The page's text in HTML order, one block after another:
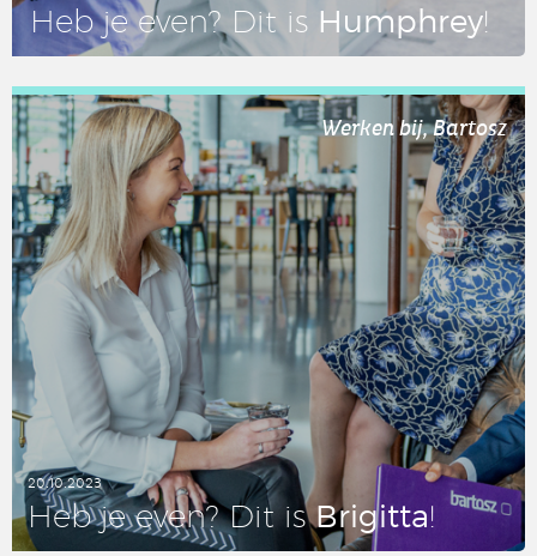
Heb je even? Dit is Humphrey!
LEES DIT ARTIKEL
Werken bij, Bartosz
20.10.2023
Heb je even? Dit isBri­git­ta!